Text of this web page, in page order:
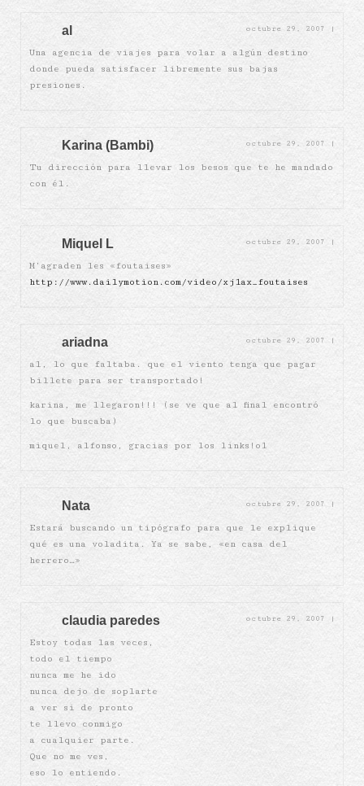
al octubre 29, 2007 |
Una agencia de viajes para volar a algún destino
donde pueda satisfacer libremente sus bajas
presiones.
Karina (Bambi) octubre 29, 2007 |
Tu dirección para llevar los besos que te he mandado
con él.
Miquel L octubre 29, 2007 |
M’agraden les «foutaises»
http://www.dailymotion.com/video/xj1ax_foutaises
ariadna octubre 29, 2007 |
al, lo que faltaba. que el viento tenga que pagar
billete para ser transportado!
karina, me llegaron!!! (se ve que al final encontró
lo que buscaba)
miquel, alfonso, gracias por los links!o1
Nata octubre 29, 2007 |
Estará buscando un tipógrafo para que le explique
qué es una voladita. Ya se sabe, «en casa del
herrero…»
claudia paredes octubre 29, 2007 |
Estoy todas las veces,
todo el tiempo
nunca me he ido
nunca dejo de soplarte
a ver si de pronto
te llevo conmigo
a cualquier parte.
Que no me ves,
eso lo entiendo.